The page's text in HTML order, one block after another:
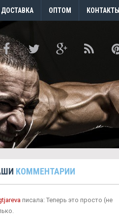
ОПТОМ КОНТАКТЫ
КОММЕНТАРИИ
писала: Теперь это просто (не